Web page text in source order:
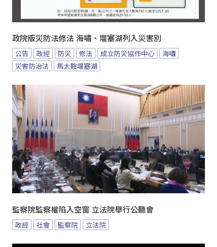
政院版災防法修法 海嘯、堰塞湖列入災害別
公告 政經 防災 修法 成立防災協作中心
海嘯
災害防治法
馬太鞍堰塞湖
監察院監察權陷入空窗 立法院舉行公聽會
政經 社會 監察院 立法院